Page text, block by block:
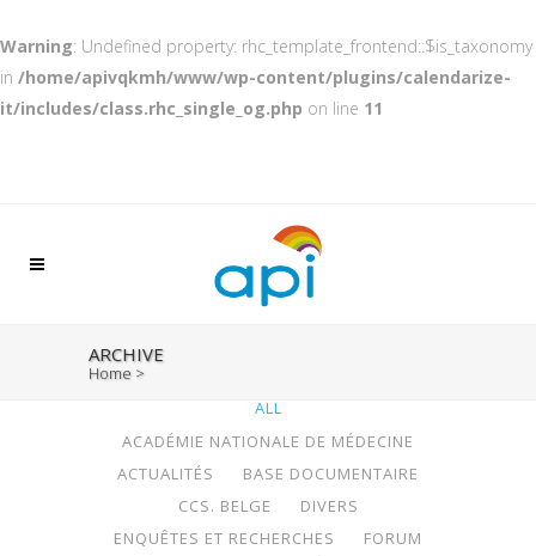
Warning: Undefined property: rhc_template_frontend::$is_taxonomy
in /home/apivqkmh/www/wp-content/plugins/calendarize-
it/includes/class.rhc_single_og.php on line 11
ARCHIVE
Home >
ALL
ACADÉMIE NATIONALE DE MÉDECINE
ACTUALITÉS
BASE DOCUMENTAIRE
CCS. BELGE
DIVERS
ENQUÊTES ET RECHERCHES
FORUM